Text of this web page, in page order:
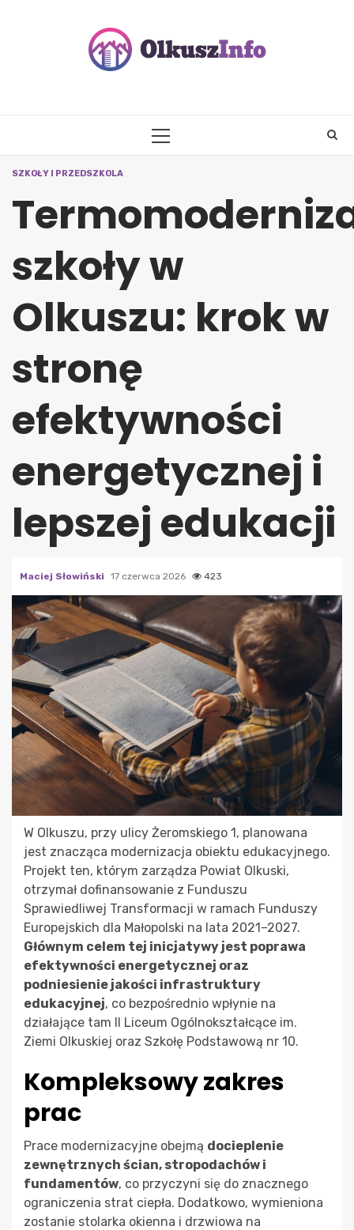
PRIMARY
SZKOŁY I PRZEDSZKOLA
szkoły w
Olkuszu: krok w
stronę
efektywności
energetycznej i
lepszej edukacji
Maciej Słowiński 17 czerwca 2026 423
W Olkuszu, przy ulicy Żeromskiego 1, planowana
jest znacząca modernizacja obiektu edukacyjnego.
Projekt ten, którym zarządza Powiat Olkuski,
otrzymał dofinansowanie z Funduszu
Sprawiedliwej Transformacji w ramach Funduszy
Europejskich dla Małopolski na lata 2021–2027.
Głównym celem tej inicjatywy jest poprawa
efektywności energetycznej oraz
podniesienie jakości infrastruktury
edukacyjnej, co bezpośrednio wpłynie na
działające tam II Liceum Ogólnokształcące im.
Ziemi Olkuskiej oraz Szkołę Podstawową nr 10.
Kompleksowy zakres
prac
Prace modernizacyjne obejmą docieplenie
zewnętrznych ścian, stropodachów i
fundamentów, co przyczyni się do znacznego
ograniczenia strat ciepła. Dodatkowo, wymieniona
zostanie stolarka okienna i drzwiowa na